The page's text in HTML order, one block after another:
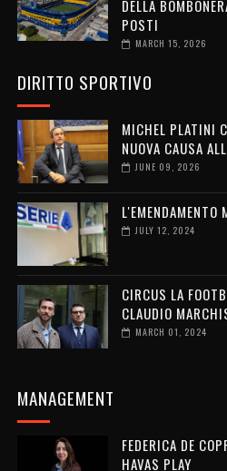
DELLA
POSTI
MARCH 15, 2026
DIRITTO SPORTIVO
MICHEL PLATINI
NUOVA CAUSA
JUNE 09, 2026
L'EMENDAMENTO
JULY 12, 2024
CIRCUS LA
CLAUDIO
MARCH 01, 2024
MANAGEMENT
FEDERICA DE
HAVAS PLAY